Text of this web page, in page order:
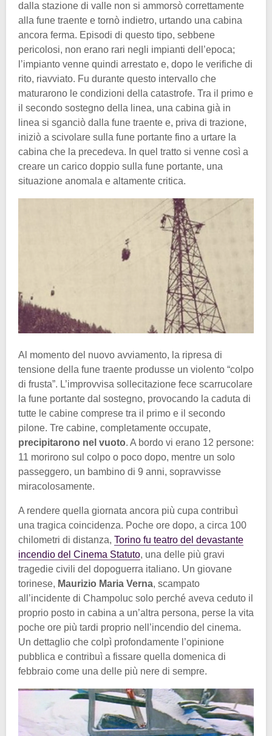
dalla stazione di valle non si ammorsò correttamente
alla fune traente e tornò indietro, urtando una cabina
ancora ferma. Episodi di questo tipo, sebbene
pericolosi, non erano rari negli impianti dell’epoca;
l’impianto venne quindi arrestato e, dopo le verifiche di
rito, riavviato. Fu durante questo intervallo che
maturarono le condizioni della catastrofe. Tra il primo e
il secondo sostegno della linea, una cabina già in
linea si sganciò dalla fune traente e, priva di trazione,
iniziò a scivolare sulla fune portante fino a urtare la
cabina che la precedeva. In quel tratto si venne così a
creare un carico doppio sulla fune portante, una
situazione anomala e altamente critica.
Al momento del nuovo avviamento, la ripresa di
tensione della fune traente produsse un violento “colpo
di frusta”. L’improvvisa sollecitazione fece scarrucolare
la fune portante dal sostegno, provocando la caduta di
tutte le cabine comprese tra il primo e il secondo
pilone. Tre cabine, completamente occupate,
precipitarono nel vuoto. A bordo vi erano 12 persone:
11 morirono sul colpo o poco dopo, mentre un solo
passeggero, un bambino di 9 anni, sopravvisse
miracolosamente.
A rendere quella giornata ancora più cupa contribuì
una tragica coincidenza. Poche ore dopo, a circa 100
chilometri di distanza, Torino fu teatro del devastante
incendio del Cinema Statuto, una delle più gravi
tragedie civili del dopoguerra italiano. Un giovane
torinese, Maurizio Maria Verna, scampato
all’incidente di Champoluc solo perché aveva ceduto il
proprio posto in cabina a un’altra persona, perse la vita
poche ore più tardi proprio nell’incendio del cinema.
Un dettaglio che colpì profondamente l’opinione
pubblica e contribuì a fissare quella domenica di
febbraio come una delle più nere di sempre.